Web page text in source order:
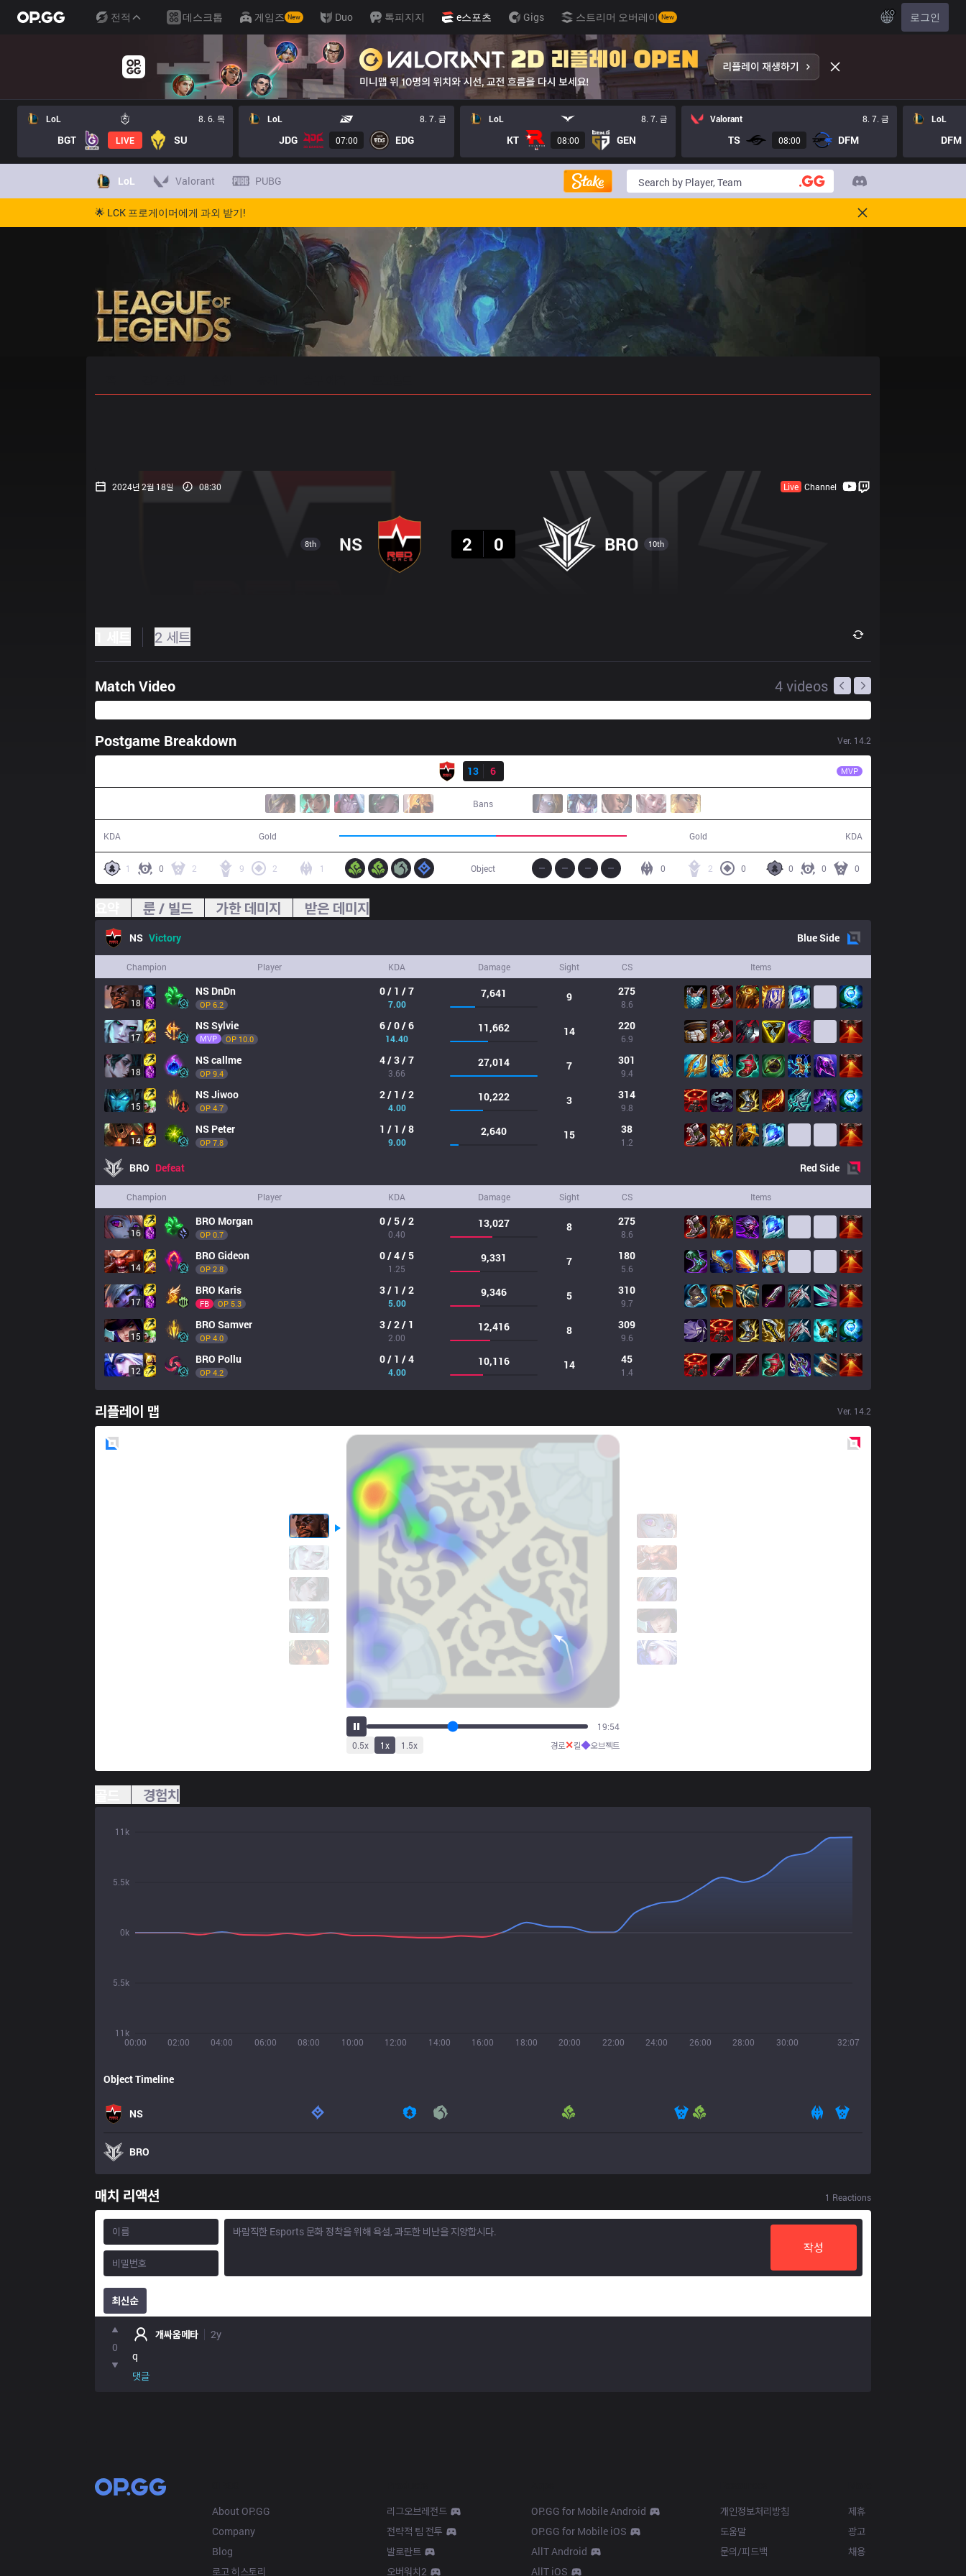
전적 데스크톱 게임즈 New Duo 톡피지지 e스포츠 Gigs 스트리머 오버레이 New KO 로그인
LoL 8. 6. 목
BGT LIVE SU
LoL 8. 7. 금
JDG 07:00 EDG
LoL 8. 7. 금
KT 08:00 GEN
Valorant 8. 7. 금
TS 08:00 DFM
LoL
DFM
LoL Valorant PUBG
🌟 LCK 프로게이머에게 과외 받기!
2024년 2월 18일 08:30 Live Channel
8th NS
2
0 BRO 10th
2 세트
Match Video 4videos
Postgame Breakdown Ver. 14.2
13
6 MVP
Bans
KDA Gold Gold KDA
1 0 2 9 2 1 0 0 0
2 0
0
Object
룬 / 빌드 가한 데미지 받은 데미지
NS Victory BlueSide
Champion Player KDA Damage Sight CS Items
18
NS DnDn
OP 6.2
0 / 1 / 7
7.00
7,641 9 275
8.6
17
NSSylvie
MVP OP 10.0
6 / 0 / 6
14.40
11,662 14 220
6.9
18
NScallme
OP 9.4
4 / 3 / 7
3.66
27,014 7 301
9.4
15
NSJiwoo
OP 4.7
2 / 1 / 2
4.00
10,222 3 314
9.8
14
NS Peter
OP 7.8
1 / 1 / 8
9.00
2,640 15 38
1.2
BRO Defeat RedSide
Champion Player KDA Damage Sight CS Items
16
BRO Morgan
OP 0.7
0 / 5 / 2
0.40
13,027 8 275
8.6
14
BRO Gideon
OP 2.8
0 / 4 / 5
1.25
9,331 7 180
5.6
17
BRO Karis
FB OP 5.3
3 / 1 / 2
5.00
9,346 5 310
9.7
15
BRO Samver
OP 4.0
3 / 2 / 1
2.00
12,416 8 309
9.6
12
BRO Pollu
OP 4.2
0 / 1 / 4
4.00
10,116 14 45
1.4
리플레이 맵 Ver. 14.2
25:03
0.5x 1x 1.5x 경로✕킬◆오브젝트
경험치
00:00 02:00 04:00 06:00 08:00 10:00 12:00 14:00 16:00 18:00 20:00 22:00 24:00 26:00 28:00 30:00 32:07
11k
5.5k
0k
5.5k
11k
Object Timeline
NS
BRO
매치 리액션 1 Reactions
작성
최신순
0
개싸움메타
2y
q
댓글
About OP.GG
Company
Blog
로고 히스토리
리그오브레전드
전략적 팀 전투
발로란트
오버워치2
OP.GG for Mobile Android
OP.GG for Mobile iOS
AllT Android
AllT iOS
개인정보처리방침
도움말
문의/피드백
제휴
광고
채용